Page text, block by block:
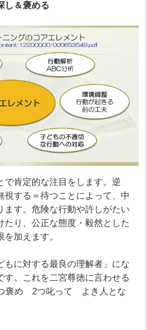
し＆褒める
で肯定的な注目をします。逆
視する＝待つことによって、中
ます。危険な行動や許しがたい
たり、公正な態度・毅然とした
加えます。
もに対する最良の理解者」にな
す。これを二宮尊徳に言わせる
褒め 2つ叱って よき人とな